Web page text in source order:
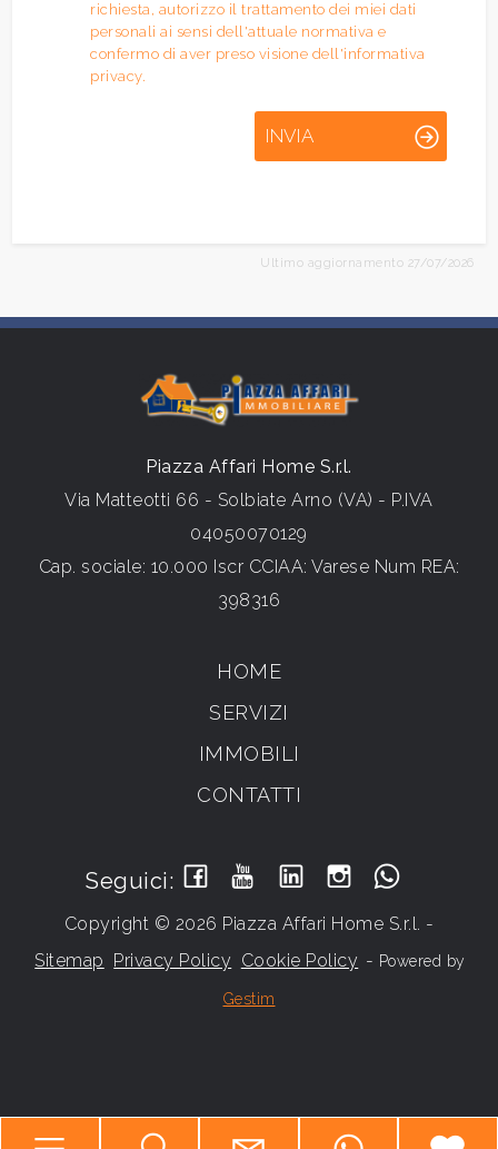
richiesta, autorizzo il trattamento dei miei dati
personali ai sensi dell'attuale normativa e
confermo di aver preso visione dell'informativa
privacy.
INVIA
Ultimo aggiornamento 27/07/2026
Piazza Affari Home S.r.l.
Via Matteotti 66 - Solbiate Arno (VA) - P.IVA
04050070129
Cap. sociale: 10.000 Iscr CCIAA: Varese Num REA:
398316
HOME
SERVIZI
IMMOBILI
CONTATTI
Seguici:
Copyright © 2026 Piazza Affari Home S.r.l. -
Sitemap Privacy Policy Cookie Policy - Powered by
Gestim